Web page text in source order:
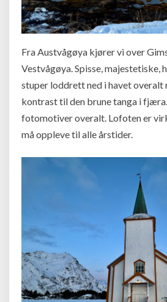
Fra Austvågøya kjører vi over
Vestvågøya. Spisse, majestetiske,
stuper loddrett ned i havet overalt
kontrast til den brune tanga i
fotomotiver overalt. Lofoten er
må oppleve til alle årstider.